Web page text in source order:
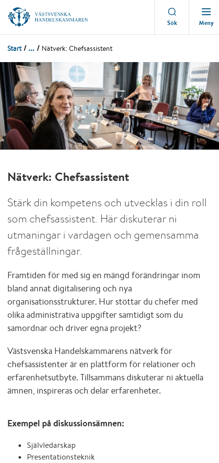
Sök Meny
Start ... Nätverk: Chefsassistent
Nätverk: Chefsassistent
Stärk din kompetens och utvecklas i din roll
som chefsassistent. Här diskuterar ni
utmaningar i vardagen och gemensamma
frågeställningar.
Framtiden för med sig en mängd förändringar inom
bland annat digitalisering och nya
organisationsstrukturer. Hur stöttar du chefer med
olika administrativa uppgifter samtidigt som du
samordnar och driver egna projekt?
Västsvenska Handelskammarens nätverk för
chefsassistenter är en plattform för relationer och
erfarenhetsutbyte. Tillsammans diskuterar ni aktuella
ämnen, inspireras och delar erfarenheter.
Exempel på diskussionsämnen:
Självledarskap
Presentationsteknik